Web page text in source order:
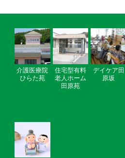
介護医療院
ひらた苑
住宅型有料
老人ホーム
田原苑
デイケア田
原坂